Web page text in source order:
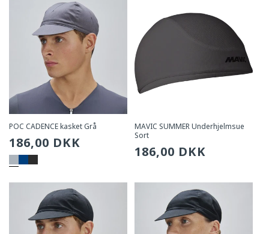
POC CADENCE kasket Grå
Sædvanlig
pris
186,00 DKK
MAVIC SUMMER Underhjelmsue
Sort
Sædvanlig
186,00 DKK